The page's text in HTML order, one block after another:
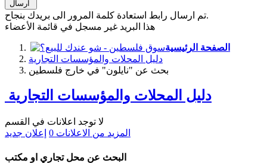
تم ارسال رابط استعادة كلمة المرور الى بريدك بنجاح.
هذا البريد غير مسجل في قائمة الأعضاء
الصفحة الرئيسية
دليل المحلات والمؤسسات التجارية
بحث عن "نايلون" في خارج فلسطين
دليل المحلات والمؤسسات التجارية
لا توجد اعلانات في القسم
المزيد من الاعلانات 0 إعلان جديد
البحث عن محل تجاري او مكتب